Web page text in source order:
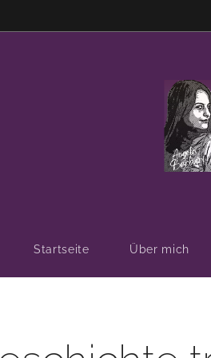
Startseite Über mich